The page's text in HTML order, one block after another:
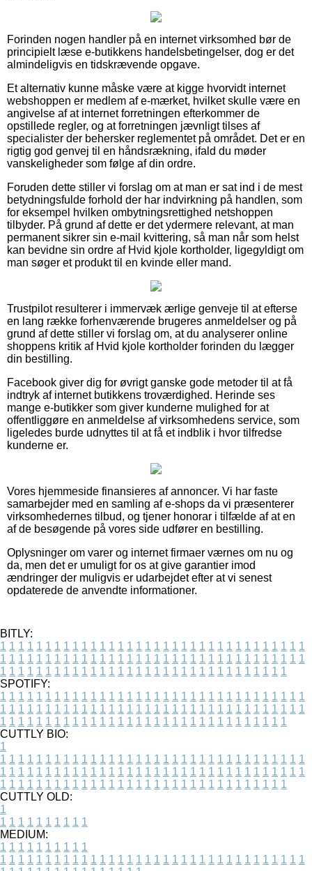
Forinden nogen handler på en internet virksomhed bør de
principielt læse e-butikkens handelsbetingelser, dog er det
almindeligvis en tidskrævende opgave.
Et alternativ kunne måske være at kigge hvorvidt internet
webshoppen er medlem af e-mærket, hvilket skulle være en
angivelse af at internet forretningen efterkommer de
opstillede regler, og at forretningen jævnligt tilses af
specialister der behersker reglementet på området. Det er en
rigtig god genvej til en håndsrækning, ifald du møder
vanskeligheder som følge af din ordre.
Foruden dette stiller vi forslag om at man er sat ind i de mest
betydningsfulde forhold der har indvirkning på handlen, som
for eksempel hvilken ombytningsrettighed netshoppen
tilbyder. På grund af dette er det ydermere relevant, at man
permanent sikrer sin e-mail kvittering, så man når som helst
kan bevidne sin ordre af Hvid kjole kortholder, ligegyldigt om
man søger et produkt til en kvinde eller mand.
Trustpilot resulterer i immervæk ærlige genveje til at efterse
en lang række forhenværende brugeres anmeldelser og på
grund af dette stiller vi forslag om, at du analyserer online
shoppens kritik af Hvid kjole kortholder forinden du lægger
din bestilling.
Facebook giver dig for øvrigt ganske gode metoder til at få
indtryk af internet butikkens troværdighed. Herinde ses
mange e-butikker som giver kunderne mulighed for at
offentliggøre en anmeldelse af virksomhedens service, som
ligeledes burde udnyttes til at få et indblik i hvor tilfredse
kunderne er.
Vores hjemmeside finansieres af annoncer. Vi har faste
samarbejder med en samling af e-shops da vi præsenterer
virksomhedernes tilbud, og tjener honorar i tilfælde af at en
af de besøgende på vores side udfører en bestilling.
Oplysninger om varer og internet firmaer værnes om nu og
da, men det er umuligt for os at give garantier imod
ændringer der muligvis er udarbejdet efter at vi senest
opdaterede de anvendte informationer.
BITLY:
1 1 1 1 1 1 1 1 1 1 1 1 1 1 1 1 1 1 1 1 1 1 1 1 1 1 1 1 1 1 1 1 1 1
1 1 1 1 1 1 1 1 1 1 1 1 1 1 1 1 1 1 1 1 1 1 1 1 1 1 1 1 1 1 1 1 1 1
1 1 1 1 1 1 1 1 1 1 1 1 1 1 1 1 1 1 1 1 1 1 1 1 1 1 1 1 1 1 1 1
SPOTIFY:
1 1 1 1 1 1 1 1 1 1 1 1 1 1 1 1 1 1 1 1 1 1 1 1 1 1 1 1 1 1 1 1 1 1
1 1 1 1 1 1 1 1 1 1 1 1 1 1 1 1 1 1 1 1 1 1 1 1 1 1 1 1 1 1 1 1 1 1
1 1 1 1 1 1 1 1 1 1 1 1 1 1 1 1 1 1 1 1 1 1 1 1 1 1 1 1 1 1 1 1
CUTTLY BIO:
1
1 1 1 1 1 1 1 1 1 1 1 1 1 1 1 1 1 1 1 1 1 1 1 1 1 1 1 1 1 1 1 1 1 1
1 1 1 1 1 1 1 1 1 1 1 1 1 1 1 1 1 1 1 1 1 1 1 1 1 1 1 1 1 1 1 1 1 1
1 1 1 1 1 1 1 1 1 1 1 1 1 1 1 1 1 1 1 1 1 1 1 1 1 1 1 1 1 1 1 1
CUTTLY OLD:
1
1 1 1 1 1 1 1 1 1 1
MEDIUM:
1 1 1 1 1 1 1 1 1 1
1 1 1 1 1 1 1 1 1 1 1 1 1 1 1 1 1 1 1 1 1 1 1 1 1 1 1 1 1 1 1 1 1 1